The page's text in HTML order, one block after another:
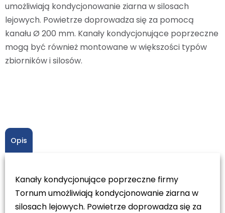
umożliwiają kondycjonowanie ziarna w silosach
lejowych. Powietrze doprowadza się za pomocą
kanału Ø 200 mm. Kanały kondycjonujące poprzeczne
mogą być również montowane w większości typów
zbiorników i silosów.
Opis
Kanały kondycjonujące poprzeczne firmy
Tornum umożliwiają kondycjonowanie ziarna w
silosach lejowych. Powietrze doprowadza się za